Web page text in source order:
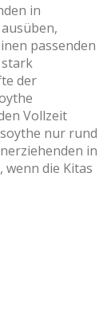
in
passenden
der
Vollzeit
nur rund
in
wenn die Kitas